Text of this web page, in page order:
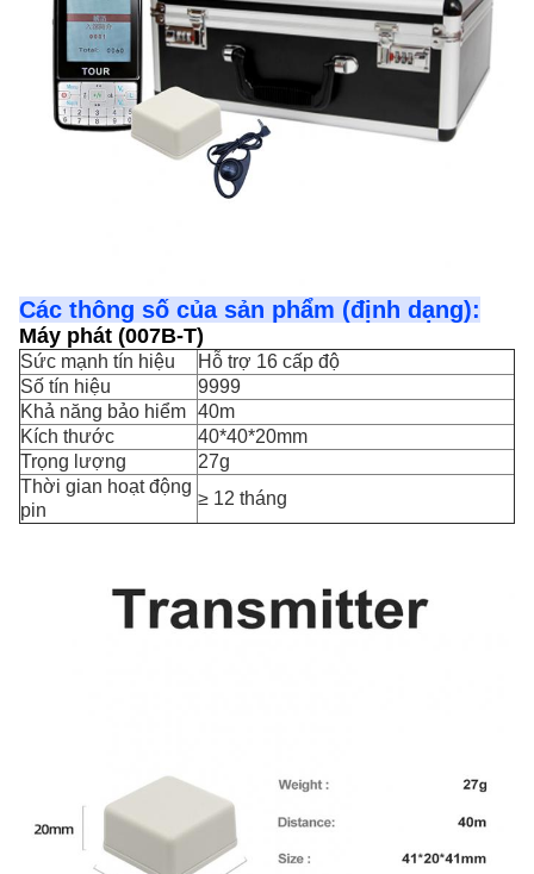
Các thông số của sản phẩm (định dạng):
Máy phát (007B-T)
Sức mạnh tín hiệu
Hỗ trợ 16 cấp độ
Số tín hiệu
9999
Khả năng bảo hiểm 40m
Kích thước
40*40*20mm
Trọng lượng
27g
Thời gian hoạt động
pin
≥ 12 tháng